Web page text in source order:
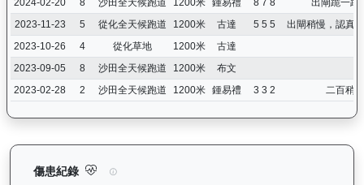
2023-11-23
5 從化全天候跑道 1200米 古達 5 5 5
出閘稍慢，認真
2023-10-26
4 從化草地 1200米
古達
2023-09-05
8 沙田全天候跑道 1200米
布文
2023-02-28
2 沙田全天候跑道 1200米 鍾易禮 3 3 2 二百稍
傷患紀錄 健康之星（G374）— 傷患紀錄：查看馬匹完